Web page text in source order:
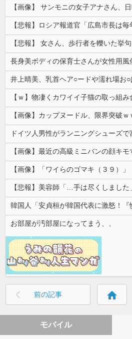
【ｗ】物凄くカワイイ子猫の取っ組み
【画像】カップヌードル、限界突破ｗ
【画像】最近の高級ミニバンの顔キ
【画像】「ワイらのゴマキ（３９）」
【悲報】美容師「…手は尽くしまし
お部屋が汚部屋になってまう、、
前の記事 home
モバイル